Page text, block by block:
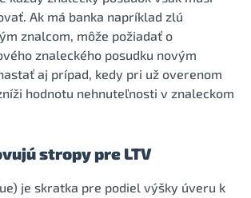
Ak má banka napríklad zlú
znalcom, môže požiadať o
znaleckého posudku novým
aj prípad, kedy pri už overenom
hodnotu nehnuteľnosti v znaleckom
stropy pre LTV
je skratka pre podiel výšky úveru k